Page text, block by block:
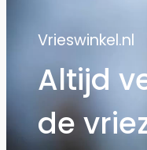
Vrieswinkel.nl
Altijd
de